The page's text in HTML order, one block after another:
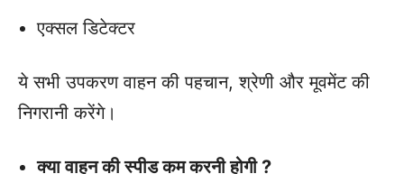
एक्सल डिटेक्टर
ये सभी उपकरण वाहन की पहचान, श्रेणी और मूवमेंट की
निगरानी करेंगे।
क्या वाहन की स्पीड कम करनी होगी ?